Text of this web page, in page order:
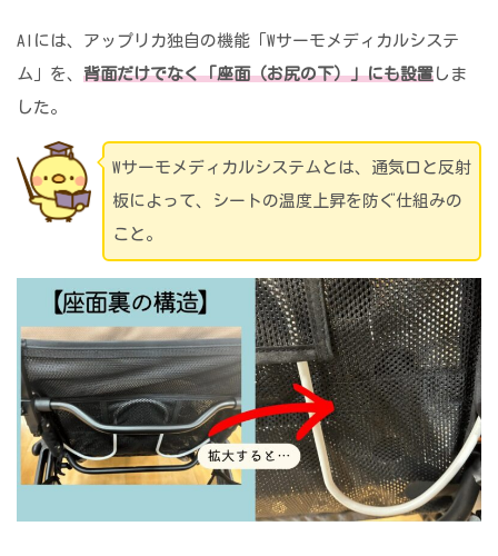
AIには、アップリカ独自の機能「Wサーモメディカルシステ
ム」を、 背面だけでなく「座面（お尻の下）」にも設置 しま
した。
Wサーモメディカルシステムとは、通気口と反射
板によって、シートの温度上昇を防ぐ仕組みの
こと。